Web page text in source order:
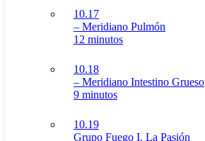
10.17
– Meridiano Pulmón
12 minutos
10.18
– Meridiano Intestino Grueso
9 minutos
10.19
Grupo Fuego I. La Pasión